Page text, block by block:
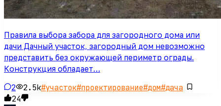
Правила выбора забора для загородного дома или
дачи Дачный участок, загородный дом невозможно
представить без окружающей периметр ограды.
Конструкция обладает…
2 2.5k#участок#проектирование#дом#дача
24